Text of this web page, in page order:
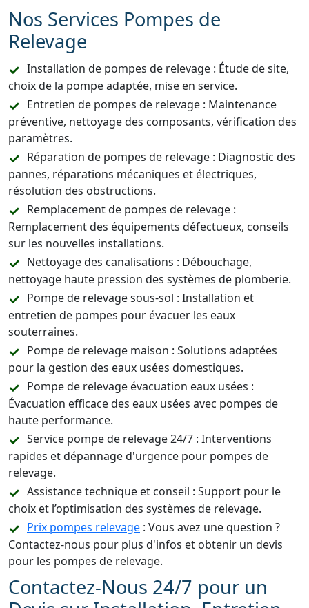
Nos Services Pompes de
Relevage
Installation de pompes de relevage : Étude de site,
choix de la pompe adaptée, mise en service.
Entretien de pompes de relevage : Maintenance
préventive, nettoyage des composants, vérification des
paramètres.
Réparation de pompes de relevage : Diagnostic des
pannes, réparations mécaniques et électriques,
résolution des obstructions.
Remplacement de pompes de relevage :
Remplacement des équipements défectueux, conseils
sur les nouvelles installations.
Nettoyage des canalisations : Débouchage,
nettoyage haute pression des systèmes de plomberie.
Pompe de relevage sous-sol : Installation et
entretien de pompes pour évacuer les eaux
souterraines.
Pompe de relevage maison : Solutions adaptées
pour la gestion des eaux usées domestiques.
Pompe de relevage évacuation eaux usées :
Évacuation efficace des eaux usées avec pompes de
haute performance.
Service pompe de relevage 24/7 : Interventions
rapides et dépannage d'urgence pour pompes de
relevage.
Assistance technique et conseil : Support pour le
choix et l’optimisation des systèmes de relevage.
Prix pompes relevage : Vous avez une question ?
Contactez-nous pour plus d'infos et obtenir un devis
pour les pompes de relevage.
Contactez-Nous 24/7 pour un